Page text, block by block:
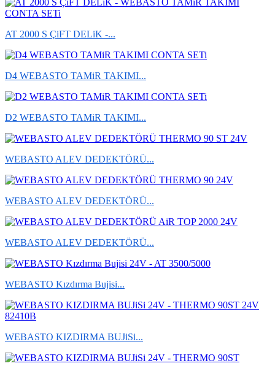
AT 2000 S ÇiFT DELiK -...
D4 WEBASTO TAMiR TAKIMI...
D2 WEBASTO TAMiR TAKIMI...
WEBASTO ALEV DEDEKTÖRÜ...
WEBASTO ALEV DEDEKTÖRÜ...
WEBASTO ALEV DEDEKTÖRÜ...
WEBASTO Kızdırma Bujisi...
WEBASTO KIZDIRMA BUJiSi...